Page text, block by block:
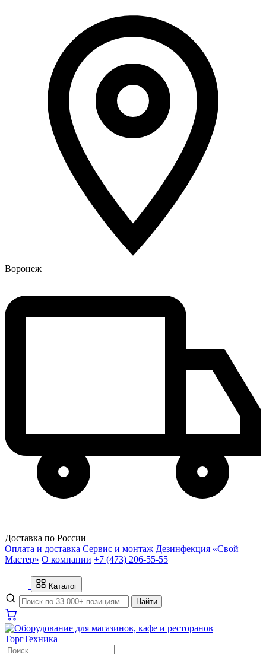
Воронеж
Доставка по России
Оплата и доставка Сервис и монтаж Дезинфекция «Свой
Мастер» О компании +7 (473) 206-55-55
Каталог
Найти